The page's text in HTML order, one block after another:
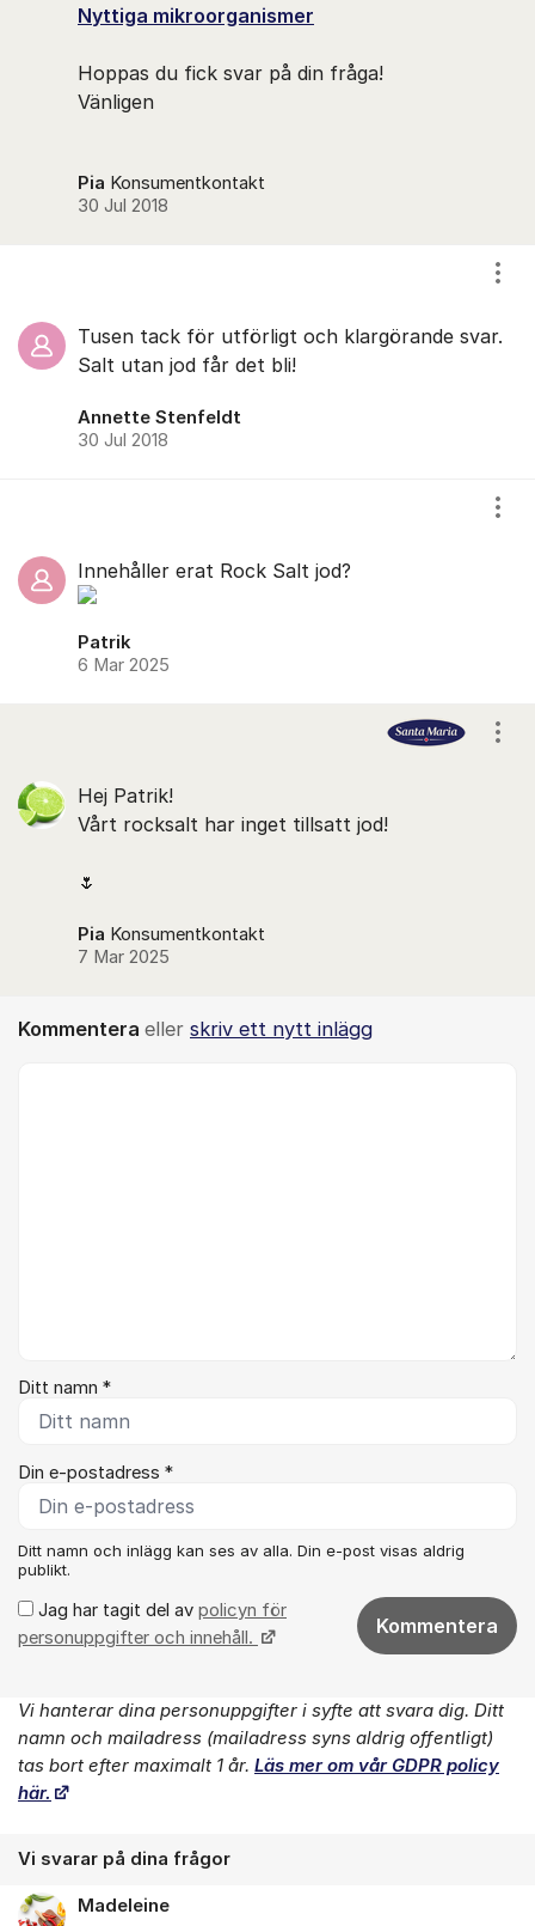
Nyttiga mikroorganismer
Hoppas du fick svar på din fråga!
Vänligen
Pia Konsumentkontakt
30 Jul 2018
Tusen tack för utförligt och klargörande svar.
Salt utan jod får det bli!
Annette Stenfeldt
30 Jul 2018
Innehåller erat Rock Salt jod?
Patrik
6 Mar 2025
Hej Patrik!
Vårt rocksalt har inget tillsatt jod!
🌷
Pia Konsumentkontakt
7 Mar 2025
Kommentera eller skriv ett nytt inlägg
Ditt namn *
Din e-postadress *
Ditt namn och inlägg kan ses av alla. Din e-post visas aldrig
publikt.
Jag har tagit del av policyn för
personuppgifter och innehåll.
Kommentera
Om forumet
Vi hanterar dina personuppgifter i syfte att svara dig. Ditt
namn och mailadress (mailadress syns aldrig offentligt)
tas bort efter maximalt 1 år. Läs mer om vår GDPR policy
här.
Vi svarar på dina frågor
Madeleine